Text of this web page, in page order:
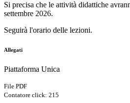
Si precisa che le attività didattiche
settembre 2026.
Seguirà l'orario delle lezioni.
Allegati
Piattaforma Unica
File PDF
Contatore click: 215